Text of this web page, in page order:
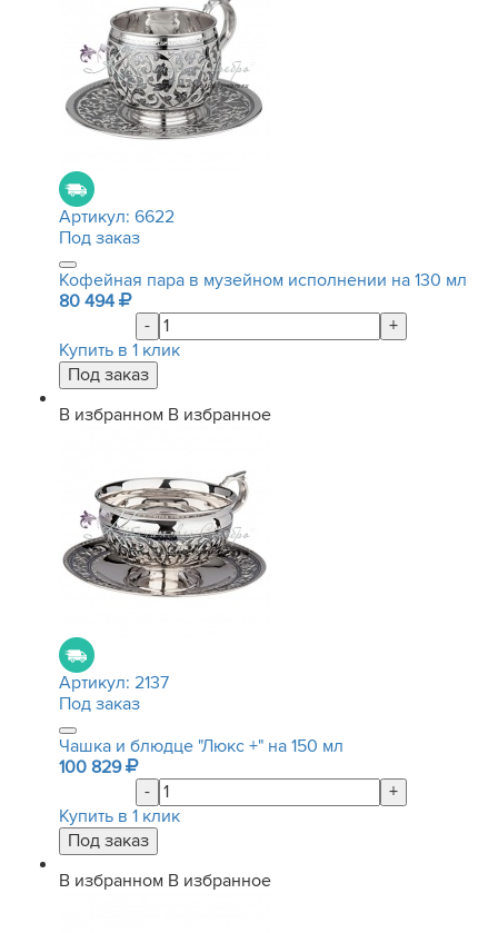
Артикул: 6622
Под заказ
Кофейная пара в музейном исполнении на 130 мл
80 494
-
+
Купить в 1 клик
В избранном В избранное
Артикул: 2137
Под заказ
Чашка и блюдце "Люкс +" на 150 мл
100 829
-
+
Купить в 1 клик
В избранном В избранное